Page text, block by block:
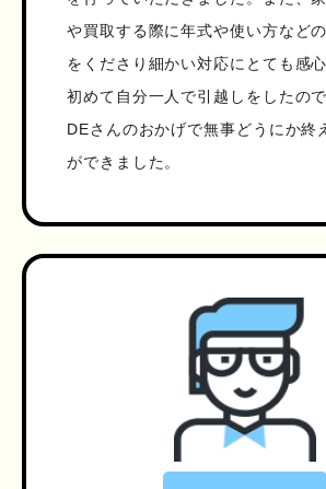
や買取する際に年式や使い方など
をくださり細かい対応にとても感心
初めて自分一人で引越しをしたの
DEさんのおかげで無事どうにか終
ができました。